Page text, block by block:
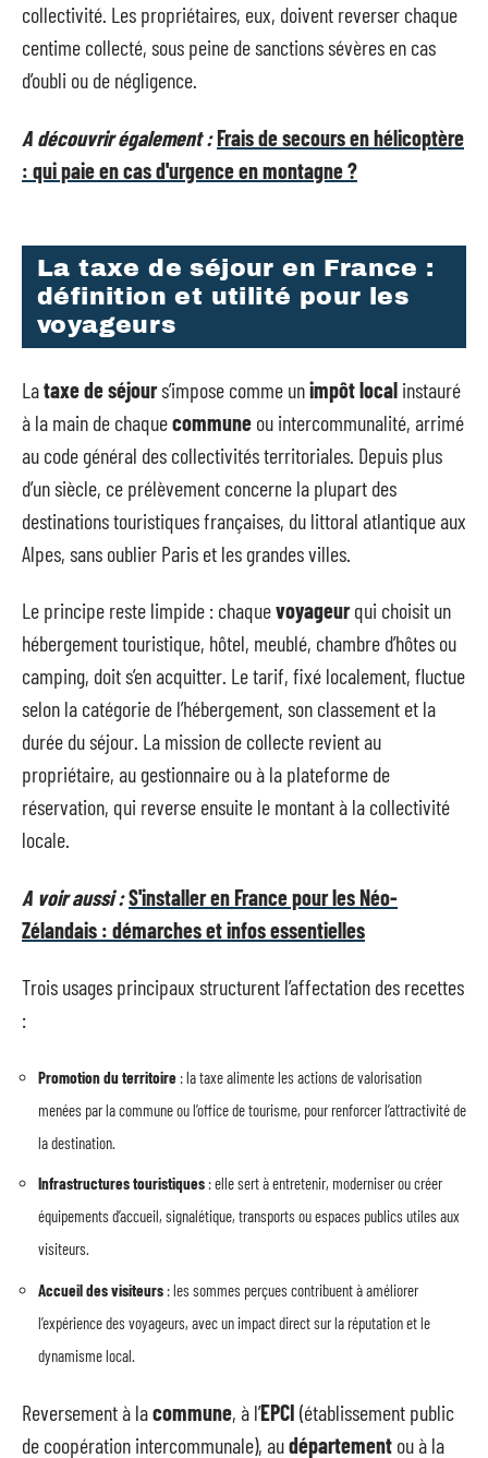
collectivité. Les propriétaires, eux, doivent reverser chaque
centime collecté, sous peine de sanctions sévères en cas
d’oubli ou de négligence.
A découvrir également :Frais de secours en hélicoptère
: qui paie en cas d'urgence en montagne ?
La taxe de séjour en France :
définition et utilité pour les
voyageurs
Lataxe de séjours’impose comme unimpôt local instauré
à la main de chaquecommune ou intercommunalité, arrimé
au code général des collectivités territoriales. Depuis plus
d’un siècle, ce prélèvement concerne la plupart des
destinations touristiques françaises, du littoral atlantique aux
Alpes, sans oublier Paris et les grandes villes.
Le principe reste limpide : chaquevoyageurqui choisit un
hébergement touristique, hôtel, meublé, chambre d’hôtes ou
camping, doit s’en acquitter. Le tarif, fixé localement, fluctue
selon la catégorie de l’hébergement, son classement et la
durée du séjour. La mission de collecte revient au
propriétaire, au gestionnaire ou à la plateforme de
réservation, qui reverse ensuite le montant à la collectivité
locale.
A voir aussi :S'installer en France pour les Néo-
Zélandais : démarches et infos essentielles
Trois usages principaux structurent l’affectation des recettes
:
Promotion du territoire : la taxe alimente les actions de valorisation
menées par la commune ou l’office de tourisme, pour renforcer l’attractivité de
la destination.
Infrastructures touristiques : elle sert à entretenir, moderniser ou créer
équipements d’accueil, signalétique, transports ou espaces publics utiles aux
visiteurs.
Accueil des visiteurs : les sommes perçues contribuent à améliorer
l’expérience des voyageurs, avec un impact direct sur la réputation et le
dynamisme local.
Reversement à lacommune, à l’EPCI (établissement public
de coopération intercommunale), audépartement ou à la